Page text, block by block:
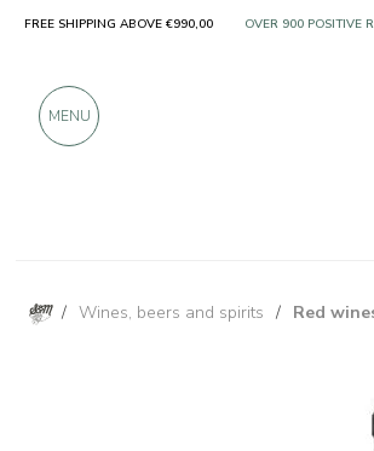
/ Wines, beers and spirits / Red
FREE SHIPPING ABOVE €990,00 ONLY PRODUCTS
MENU